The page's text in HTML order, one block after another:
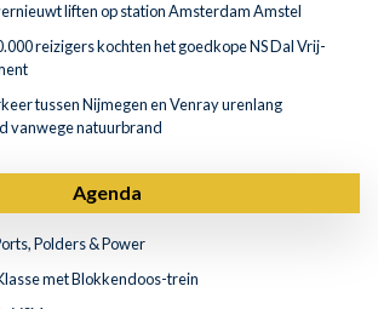
liften op station Amsterdam Amstel
reizigers kochten het goedkope NS Dal Vrij-
tussen Nijmegen en Venray urenlang
vanwege natuurbrand
Agenda
Polders & Power
met Blokkendoos-trein